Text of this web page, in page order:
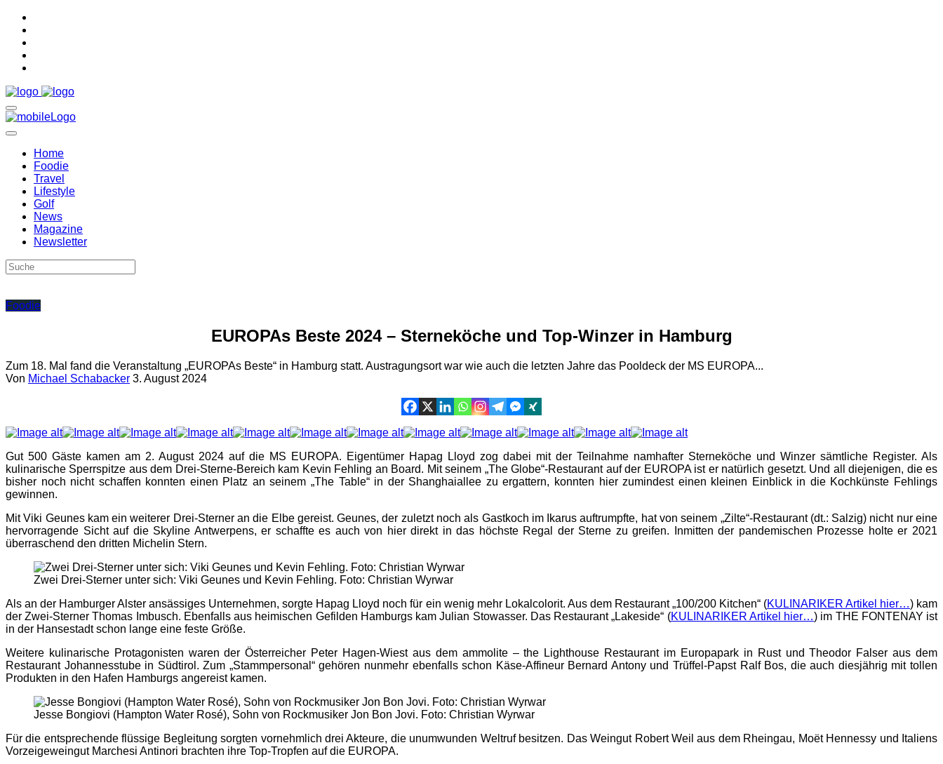
Home
Foodie
Travel
Lifestyle
Golf
News
Magazine
Newsletter
Foodie
EUROPAs Beste 2024 – Sterneköche und Top-Winzer in Hamburg
Zum 18. Mal fand die Veranstaltung „EUROPAs Beste“ in Hamburg statt. Austragungsort war wie auch die letzten Jahre das Pooldeck der MS EUROPA...
Von Michael Schabacker 3. August 2024
Gut 500 Gäste kamen am 2. August 2024 auf die MS EUROPA. Eigentümer Hapag Lloyd zog dabei mit der Teilnahme namhafter Sterneköche und Winzer sämtliche Register. Als
kulinarische Sperrspitze aus dem Drei-Sterne-Bereich kam Kevin Fehling an Board. Mit seinem „The Globe“-Restaurant auf der EUROPA ist er natürlich gesetzt. Und all diejenigen, die es
bisher noch nicht schaffen konnten einen Platz an seinem „The Table“ in der Shanghaiallee zu ergattern, konnten hier zumindest einen kleinen Einblick in die Kochkünste Fehlings
gewinnen.
Mit Viki Geunes kam ein weiterer Drei-Sterner an die Elbe gereist. Geunes, der zuletzt noch als Gastkoch im Ikarus auftrumpfte, hat von seinem „Zilte“-Restaurant (dt.: Salzig) nicht nur eine
hervorragende Sicht auf die Skyline Antwerpens, er schaffte es auch von hier direkt in das höchste Regal der Sterne zu greifen. Inmitten der pandemischen Prozesse holte er 2021
überraschend den dritten Michelin Stern.
Zwei Drei-Sterner unter sich: Viki Geunes und Kevin Fehling. Foto: Christian Wyrwar
Als an der Hamburger Alster ansässiges Unternehmen, sorgte Hapag Lloyd noch für ein wenig mehr Lokalcolorit. Aus dem Restaurant „100/200 Kitchen“ (KULINARIKER Artikel hier…) kam
der Zwei-Sterner Thomas Imbusch. Ebenfalls aus heimischen Gefilden Hamburgs kam Julian Stowasser. Das Restaurant „Lakeside“ (KULINARIKER Artikel hier…) im THE FONTENAY ist
in der Hansestadt schon lange eine feste Größe.
Weitere kulinarische Protagonisten waren der Österreicher Peter Hagen-Wiest aus dem ammolite – the Lighthouse Restaurant im Europapark in Rust und Theodor Falser aus dem
Restaurant Johannesstube in Südtirol. Zum „Stammpersonal“ gehören nunmehr ebenfalls schon Käse-Affineur Bernard Antony und Trüffel-Papst Ralf Bos, die auch diesjährig mit tollen
Produkten in den Hafen Hamburgs angereist kamen.
Jesse Bongiovi (Hampton Water Rosé), Sohn von Rockmusiker Jon Bon Jovi. Foto: Christian Wyrwar
Für die entsprechende flüssige Begleitung sorgten vornehmlich drei Akteure, die unumwunden Weltruf besitzen. Das Weingut Robert Weil aus dem Rheingau, Moët Hennessy und Italiens
Vorzeigeweingut Marchesi Antinori brachten ihre Top-Tropfen auf die EUROPA.